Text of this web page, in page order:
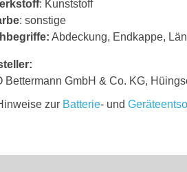
: Kunststoff
: sonstige
Abdeckung, Endkappe,
Bettermann GmbH & Co. KG,
zur Batterie- und